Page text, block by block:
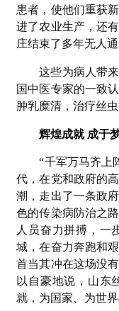
患者，使他们重获
进了农业生产，还
庄结束了多年无人通
这些为病人带
国中医专家的一致
肿乳糜清，治疗丝
辉煌成就 成于
“千军万马齐上
代，在党和政府的
潮，走出了一条政
色的传染病防治之
人员奋力拼搏，一
城，在奋力奔跑和
首当其冲在这场没
以自豪地说，山东
就，为国家、为世